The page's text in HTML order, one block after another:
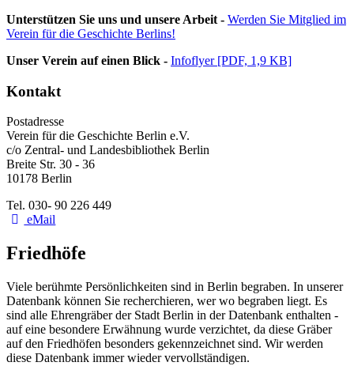
Unterstützen Sie uns und unsere Arbeit - Werden Sie Mitglied im
Verein für die Geschichte Berlins!
Unser Verein auf einen Blick - Infoflyer [PDF, 1,9 KB]
Kontakt
Postadresse
Verein für die Geschichte Berlin e.V.
c/o Zentral- und Landesbibliothek Berlin
Breite Str. 30 - 36
10178 Berlin
Tel. 030- 90 226 449
eMail
Friedhöfe
Viele berühmte Persönlichkeiten sind in Berlin begraben. In unserer
Datenbank können Sie recherchieren, wer wo begraben liegt. Es
sind alle Ehrengräber der Stadt Berlin in der Datenbank enthalten -
auf eine besondere Erwähnung wurde verzichtet, da diese Gräber
auf den Friedhöfen besonders gekennzeichnet sind. Wir werden
diese Datenbank immer wieder vervollständigen.